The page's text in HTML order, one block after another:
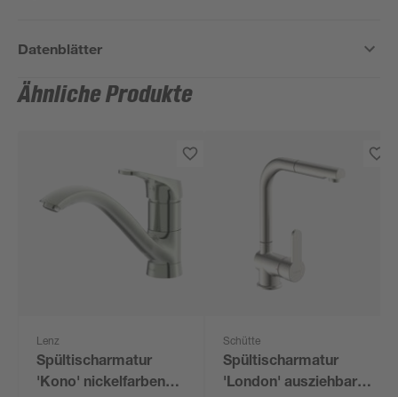
Datenblätter
Ähnliche Produkte
Lenz
Spültischarmatur
'Kono' nickelfarben
Schütte
Spültischarmatur
'London' ausziehbar